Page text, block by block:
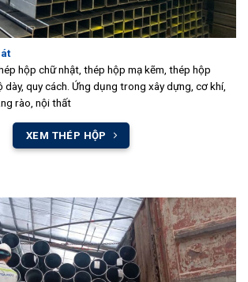
hộp chữ nhật, thép hộp mạ kẽm, thép hộp
dày, quy cách. Ứng dụng trong xây dựng, cơ khí,
rào, nội thất
XEM THÉP HỘP